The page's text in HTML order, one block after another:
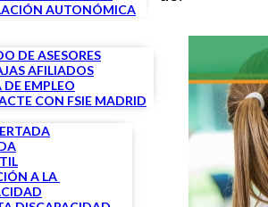
AUTONÓMICA
DE ASESORES
AFILIADOS
DE EMPLEO
CON FSIE MADRID
A LA